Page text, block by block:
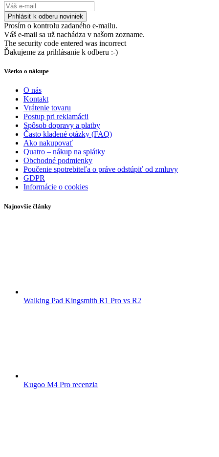
Prosím o kontrolu zadaného e-mailu.
Váš e-mail sa už nachádza v našom zozname.
The security code entered was incorrect
Ďakujeme za prihlásanie k odberu :-)
Všetko o nákupe
O nás
Kontakt
Vrátenie tovaru
Postup pri reklamácii
Spôsob dopravy a platby
Často kladené otázky (FAQ)
Ako nakupovať
Quatro – nákup na splátky
Obchodné podmienky
Poučenie spotrebiteľa o práve odstúpiť od zmluvy
GDPR
Informácie o cookies
Najnovšie články
Walking Pad Kingsmith R1 Pro vs R2
Kugoo M4 Pro recenzia